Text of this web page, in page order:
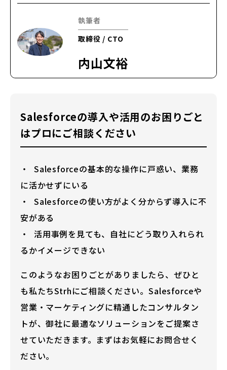
執筆者
取締役 / CTO
内山文裕
Salesforceの導入や活用のお困りごと
はプロにご相談ください
Salesforceの基本的な操作に戸惑い、業務
に活かせずにいる
Salesforceの使い方がよく分からず導入に不
安がある
活用事例を見ても、自社にどう取り入れられ
るかイメージできない
このようなお困りごとがありましたら、ぜひと
も私たちStrhにご相談ください。Salesforceや
営業・マーケティングに精通したコンサルタン
トが、御社に最適なソリューションをご提案さ
せていただきます。まずはお気軽にお問合せく
ださい。